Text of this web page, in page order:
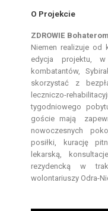
O Projekcie
ZDROWIE
Niemen realizuje
edycja projektu,
kombatantów,
skorzystać z
leczniczo-
tygodniowego
goście mają
nowoczesnych
posiłki, kurację
lekarską,
rezydencką w
wolontariuszy Odra-